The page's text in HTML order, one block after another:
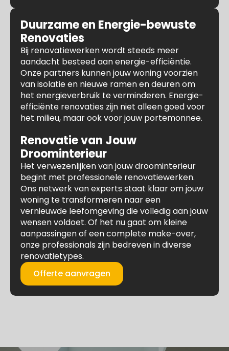
Duurzame en Energie-bewuste
Renovaties
Bij renovatiewerken wordt steeds meer
aandacht besteed aan energie-efficiëntie.
Onze partners kunnen jouw woning voorzien
van isolatie en nieuwe ramen en deuren om
het energieverbruik te verminderen. Energie-
efficiënte renovaties zijn niet alleen goed voor
het milieu, maar ook voor jouw portemonnee.
Renovatie van Jouw
Droominterieur
Het verwezenlijken van jouw droominterieur
begint met professionele renovatiewerken.
Ons netwerk van experts staat klaar om jouw
woning te transformeren naar een
vernieuwde leefomgeving die volledig aan jouw
wensen voldoet. Of het nu gaat om kleine
aanpassingen of een complete make-over,
onze professionals zijn bedreven in diverse
renovatietypes.
Offerte aanvragen